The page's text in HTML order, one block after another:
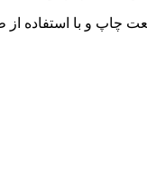
چاپ و با استفاده